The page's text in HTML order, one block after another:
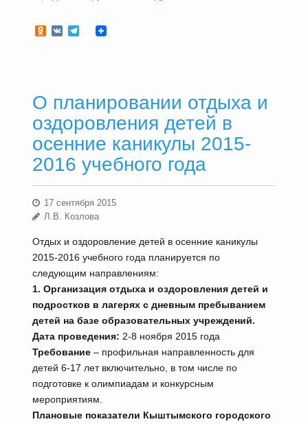
Odnoklassniki
VKTelegram
О планировании отдыха и
оздоровления детей в
осенние каникулы 2015-
2016 учебного года
17 сентября 2015
Л.В. Козлова
Отдых и оздоровление детей в осенние каникулы
2015-2016 учебного года планируется по
следующим направлениям:
1. Организация отдыха и оздоровления детей и
подростков в лагерях с дневным пребыванием
детей на базе образовательных учреждений.
Дата проведения: 2-8 ноября 2015 года
Требование– профильная направленность для
детей 6-17 лет включительно, в том числе по
подготовке к олимпиадам и конкурсным
мероприятиям.
Плановые показатели Кыштымского городского